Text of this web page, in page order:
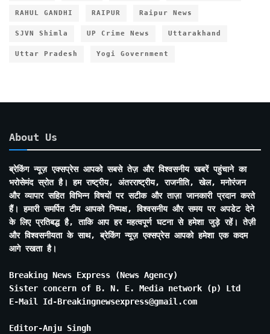
RAHUL GANDHI RAIPUR Raipur News
SJVN Shimla UP Crime News Uttarakhand
Uttar Pradesh Yogi Government
About Us
ब्रेकिंग न्यूज़ एक्सप्रेस आपको सबसे तेज़ और विश्वसनीय खबरें पहुंचाने का
भरोसेमंद स्रोत है। हम राष्ट्रीय, अंतरराष्ट्रीय, राजनीति, खेल, मनोरंजन
और व्यापार सहित विभिन्न विषयों पर सटीक और ताज़ा जानकारी प्रदान करते
हैं। हमारी समर्पित टीम आपको निष्पक्ष, विश्वसनीय और समय पर अपडेट देने
के लिए प्रतिबद्ध है, ताकि आप हर महत्वपूर्ण घटना से हमेशा जुड़े रहें। तेज़ी
और विश्वसनीयता के साथ, ब्रेकिंग न्यूज़ एक्सप्रेस आपको हमेशा एक कदम
आगे रखता है।
Breaking News Express (News Agency)
Sister concern of B. N. E. Media network (p) Ltd
E-Mail Id-Breakingnewsexpress@gmail.com
Editor-Anju Singh